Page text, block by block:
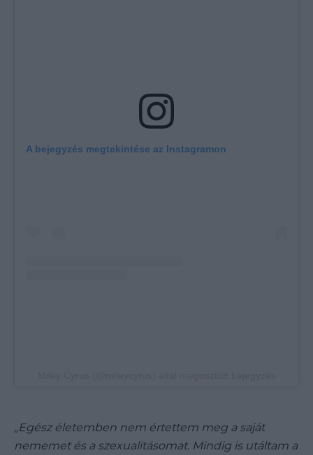
A bejegyzés megtekintése az Instagramon
„Egész életemben nem értettem meg a saját
nememet és a szexualitásomat. Mindig is utáltam a